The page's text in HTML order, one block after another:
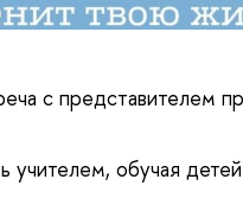
с представителем
учителем, обучая